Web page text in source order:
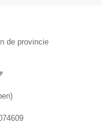
de provincie
)